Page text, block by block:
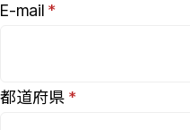
E-mail
都道府県